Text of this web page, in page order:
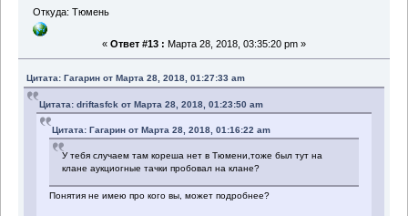
Откуда: Тюмень
« Ответ #13 : Марта 28, 2018, 03:35:20 pm »
Цитата: Гагарин от Марта 28, 2018, 01:27:33 am
Цитата: driftasfck от Марта 28, 2018, 01:23:50 am
Цитата: Гагарин от Марта 28, 2018, 01:16:22 am
У тебя случаем там кореша нет в Тюмени,тоже был тут на
клане аукциогные тачки пробовал на клане?
Понятия не имею про кого вы, может подробнее?